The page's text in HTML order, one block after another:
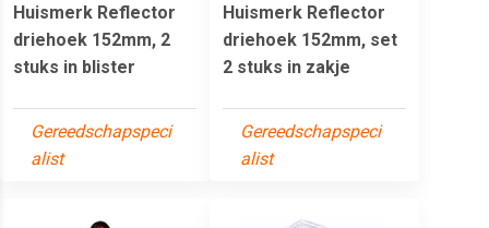
Huismerk Reflector
driehoek 152mm, 2
stuks in blister
Gereedschapspeci
alist
Huismerk Reflector
driehoek 152mm, set
2 stuks in zakje
Gereedschapspeci
alist